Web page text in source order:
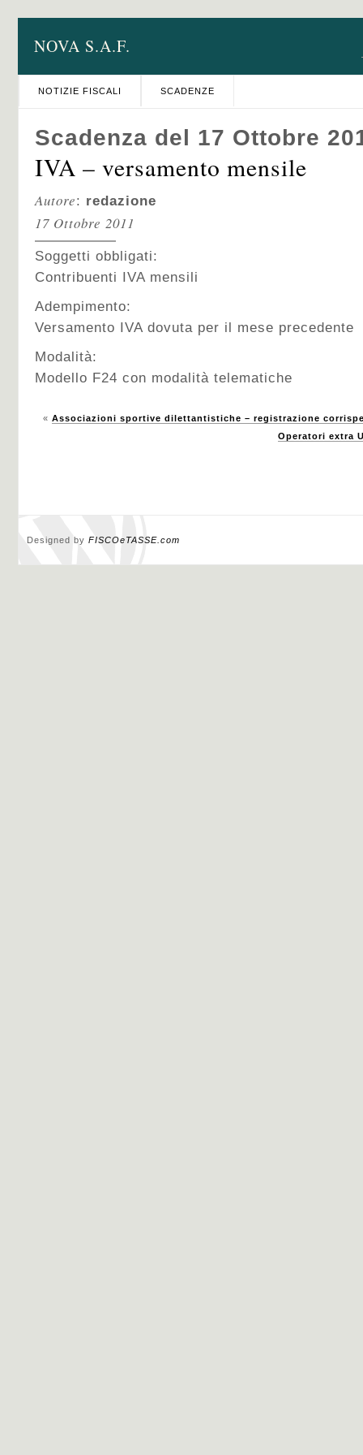
NOVA S.A.F.
NOTIZIE FISCALI SCADENZE
Scadenza del 17 Ottobre
IVA – versamento mensile
Autore: redazione
17 Ottobre 2011
Soggetti obbligati:
Contribuenti IVA mensili
Adempimento:
Versamento IVA dovuta per il mese precedente
Modalità:
Modello F24 con modalità telematiche
« Associazioni sportive dilettantistiche – registrazione
Operatori extra
Designed by FISCOeTASSE.com